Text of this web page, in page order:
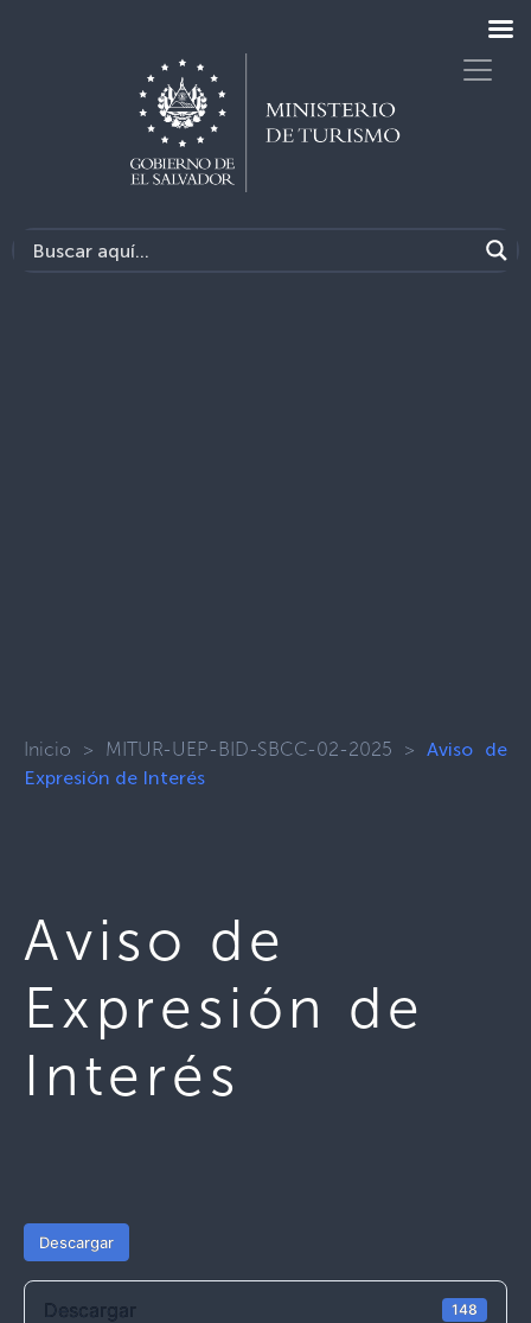
Inicio > MITUR-UEP-BID-SBCC-02-2025 > Aviso de
Expresión de Interés
Aviso de
Expresión de
Interés
Descargar
Descargar 148